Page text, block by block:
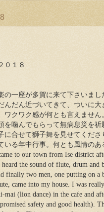
０１８
の一座が多賀に来て下さいま
んだん近づいてきて、ついに大
ワクワク感が何とも言えませ
を噛んでもらって無病息災を祈
に合せて獅子舞を見せてくださ
いる年中行事。何とも風情のあ
to our town from Ise district
the sound of flute, drum and
finally two men, one putting on a
came into my house. I was
mai (lion dance) in the cafe and
safety and good health).